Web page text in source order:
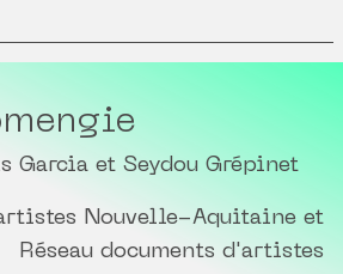
Garcia et Seydou Grépinet
Nouvelle-Aquitaine et
Réseau documents d'artistes